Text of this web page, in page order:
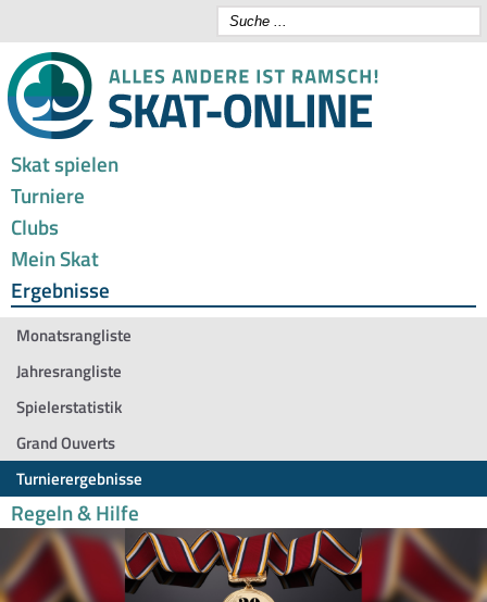
Skat spielen
Turniere
Clubs
Mein Skat
Ergebnisse
Monatsrangliste
Jahresrangliste
Spielerstatistik
Grand Ouverts
Turnierergebnisse
Regeln & Hilfe